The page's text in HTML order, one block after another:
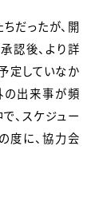
だったが、開
認後、より詳
定していなか
の出来事が頻
、スケジュー
度に、協力会